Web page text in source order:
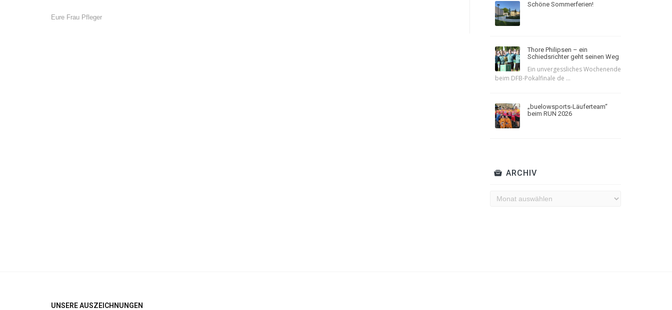
Eure Frau Pfleger
Schöne Sommerferien!
Thore Philipsen – ein
Schiedsrichter geht seinen Weg
Ein unvergessliches Wochenende
beim DFB-Pokalfinale de ...
„buelowsports-Läuferteam“
beim RUN 2026
ARCHIV
Archiv
UNSERE AUSZEICHNUNGEN